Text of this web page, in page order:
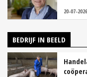
20-07-2026
BEDRIJF IN BEELD